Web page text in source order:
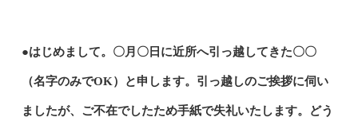
●はじめまして。〇月〇日に近所へ引っ越してきた〇〇
（名字のみでOK）と申します。引っ越しのご挨拶に伺い
ましたが、ご不在でしたため手紙で失礼いたします。どう